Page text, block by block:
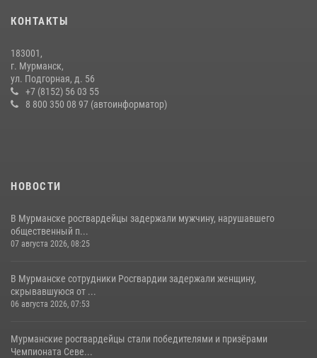
В Мурманске росгвардейцы задержали женщину, пытавшуюся
похитить одежду из гипермаркета
08 июля 2026, 08:03
КОНТАКТЫ
183001,
г. Мурманск,
ул. Подгорная, д. 56
+7 (8152) 56 03 55
8 800 350 08 97 (автоинформатор)
НОВОСТИ
В Мурманске росгвардейцы задержали мужчину, нарушавшего
общественный п...
07 августа 2026, 08:25
В Мурманске сотрудники Росгвардии задержали женщину,
скрывавшуюся от ...
06 августа 2026, 07:53
Мурманские росгвардейцы стали победителями и призёрами
Чемпионата Севе...